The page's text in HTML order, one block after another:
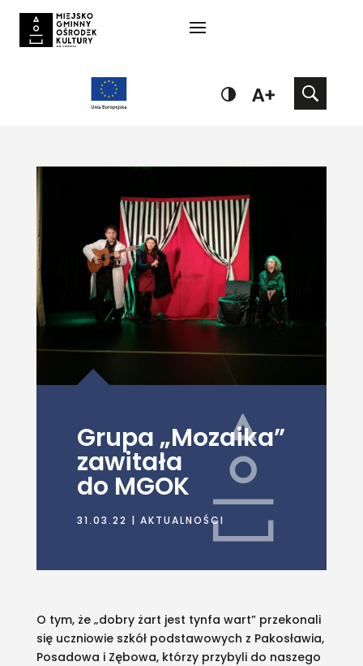
Grupa „Mozaika”
zawitała
do MGOK
31.03.22 | AKTUALNOŚCI
O tym, że „dobry żart jest tynfa wart” przekonali
się uczniowie szkół podstawowych z Pakosławia,
Posadowa i Zębowa, którzy przybyli do naszego